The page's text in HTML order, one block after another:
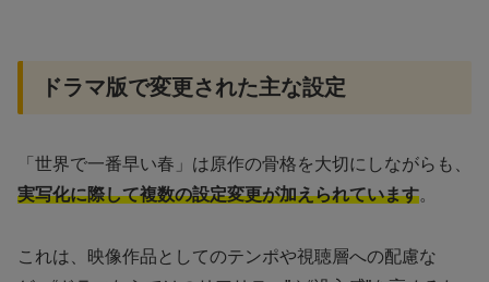
ドラマ版で変更された主な設定
「世界で一番早い春」は原作の骨格を大切にしながらも、
実写化に際して複数の設定変更が加えられています。
これは、映像作品としてのテンポや視聴層への配慮な